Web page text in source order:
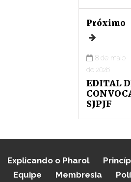
Próximo
8 de maio
de 2026
EDITAL
SJPJF
Explicando o Pharol
Equipe
Membresia